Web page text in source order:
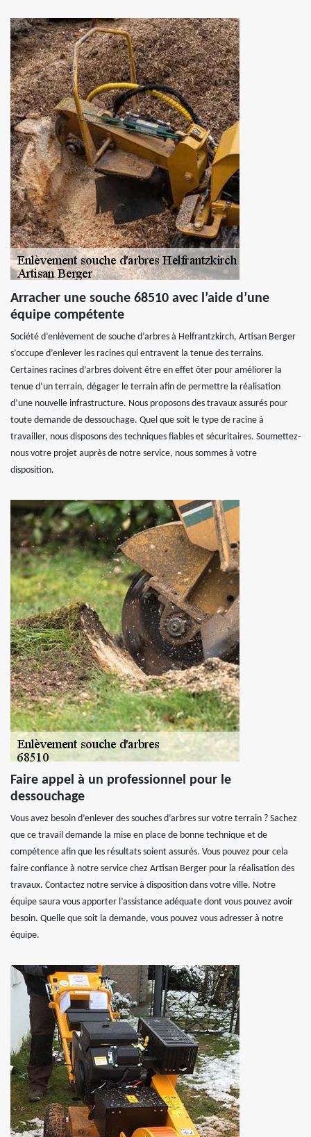
Arracher une souche 68510 avec l’aide d’une
équipe compétente
Société d’enlèvement de souche d’arbres à Helfrantzkirch, Artisan Berger
s’occupe d’enlever les racines qui entravent la tenue des terrains.
Certaines racines d’arbres doivent être en effet ôter pour améliorer la
tenue d’un terrain, dégager le terrain afin de permettre la réalisation
d’une nouvelle infrastructure. Nous proposons des travaux assurés pour
toute demande de dessouchage. Quel que soit le type de racine à
travailler, nous disposons des techniques fiables et sécuritaires. Soumettez-
nous votre projet auprès de notre service, nous sommes à votre
disposition.
Faire appel à un professionnel pour le
dessouchage
Vous avez besoin d’enlever des souches d’arbres sur votre terrain ? Sachez
que ce travail demande la mise en place de bonne technique et de
compétence afin que les résultats soient assurés. Vous pouvez pour cela
faire confiance à notre service chez Artisan Berger pour la réalisation des
travaux. Contactez notre service à disposition dans votre ville. Notre
équipe saura vous apporter l’assistance adéquate dont vous pouvez avoir
besoin. Quelle que soit la demande, vous pouvez vous adresser à notre
équipe.